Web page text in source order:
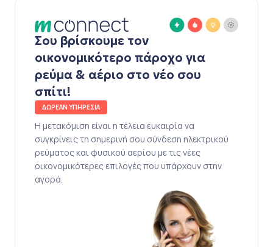
Σου βρίσκουμε τον
οικονομικότερο πάροχο για
ρεύμα & αέριο στο νέο σου
σπίτι!
ΔΩΡΕΑΝ ΥΠΗΡΕΣΙΑ
Η μετακόμιση είναι η τέλεια ευκαιρία να
συγκρίνεις τη σημερινή σου σύνδεση ηλεκτρικού
ρεύματος και φυσικού αερίου με τις νέες
οικονομικότερες επιλογές που υπάρχουν στην
αγορά.